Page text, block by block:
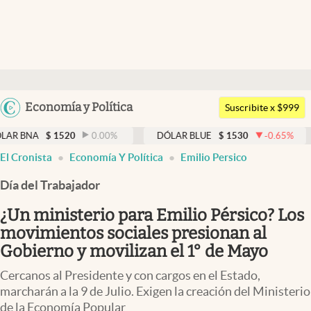
Argentina
Uruguay
Economía y Política
Members
Economía y Política
Finanzas y Mercados
Mercados Online
Negocios
Columnistas
Apertura
Suscribite x $999
$ 1520 0.00% DÓLAR BLUE $ 1530 -0.65% DÓLAR
El Cronista Economía Y Política Emilio Persico
Día del Trabajador
¿Un ministerio para Emilio Pérsico? Los
movimientos sociales presionan al
Gobierno y movilizan el 1° de Mayo
Cercanos al Presidente y con cargos en el Estado,
marcharán a la 9 de Julio. Exigen la creación del Ministerio
de la Economía Popular